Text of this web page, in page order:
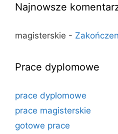
Najnowsze
magisterskie -
Prace dyplomowe
prace dyplomowe
prace magisterskie
gotowe prace